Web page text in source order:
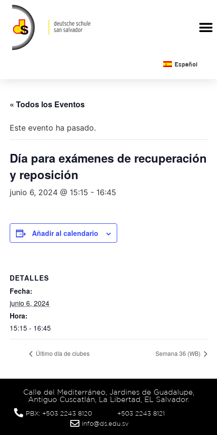
Español
« Todos los Eventos
Este evento ha pasado.
Día para exámenes de recuperación
y reposición
junio 6, 2024 @ 15:15 - 16:45
Añadir al calendario
DETALLES
Fecha:
junio 6, 2024
Hora:
15:15 - 16:45
Último día de clubes Semana 36 (WB)
Calle del Mediterráneo, Jardines de Guadalupe,
Antiguo Cuscatlán, La Libertad, EL Salvador.
PBX: +503 2243 8120
+503 2243 8121
info@ds.edu.sv